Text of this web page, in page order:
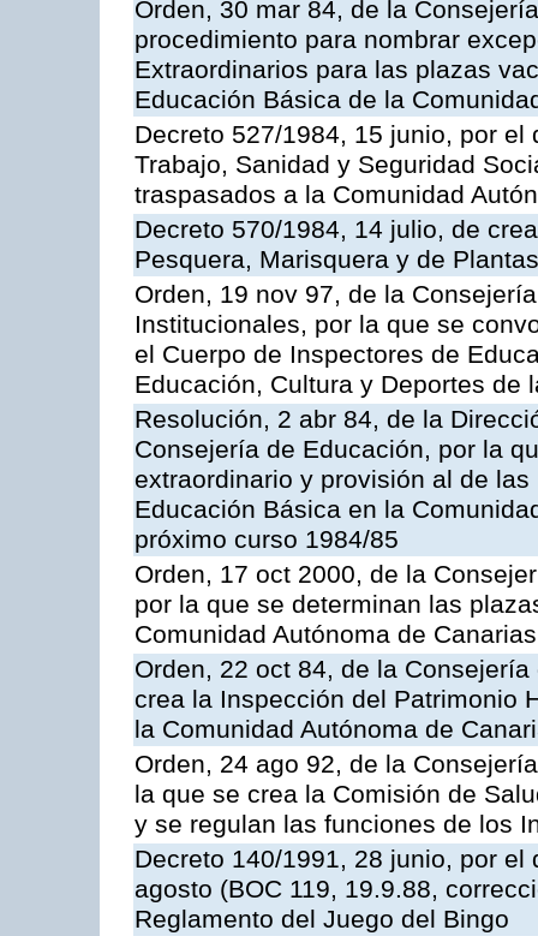
Orden, 30 mar 84, de la
procedimiento para nombrar
Extraordinarios para las plazas
Educación Básica de la
Decreto 527/1984, 15 junio, por
Trabajo, Sanidad y Seguridad
traspasados a la Comunidad
Decreto 570/1984, 14 julio, de
Pesquera, Marisquera y de
Orden, 19 nov 97, de la
Institucionales, por la que se
el Cuerpo de Inspectores de
Educación, Cultura y Deportes de
Resolución, 2 abr 84, de la
Consejería de Educación, por la
extraordinario y provisión al de
Educación Básica en la
próximo curso 1984/85
Orden, 17 oct 2000, de la
por la que se determinan las
Comunidad Autónoma de Canarias
Orden, 22 oct 84, de la
crea la Inspección del Patrimonio
la Comunidad Autónoma de
Orden, 24 ago 92, de la
la que se crea la Comisión de
y se regulan las funciones de los
Decreto 140/1991, 28 junio, por
agosto (BOC 119, 19.9.88,
Reglamento del Juego del Bingo